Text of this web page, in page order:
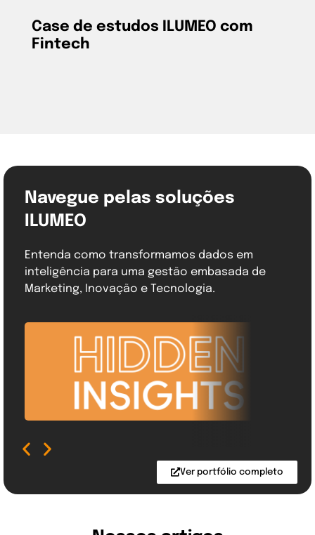
Case de estudos ILUMEO com
Fintech
Navegue pelas soluções
ILUMEO
Entenda como transformamos dados em
inteligência para uma gestão embasada de
Marketing, Inovação e Tecnologia.
Ver portfólio completo